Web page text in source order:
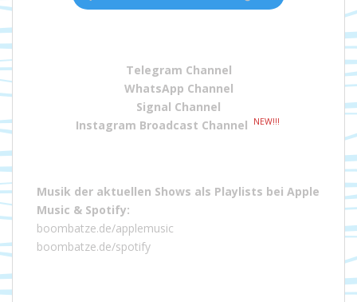
Telegram Channel
WhatsApp Channel
Signal Channel
Instagram Broadcast Channel
NEW!!!
Musik der aktuellen Shows als Playlists bei Apple
Music & Spotify:
boombatze.de/applemusic
boombatze.de/spotify